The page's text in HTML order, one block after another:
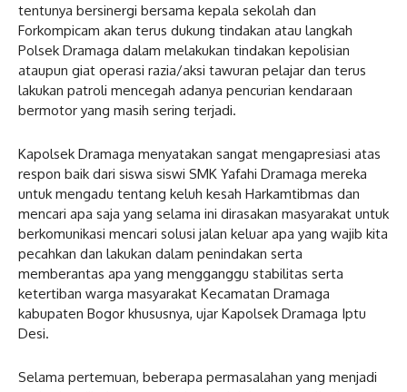
tentunya bersinergi bersama kepala sekolah dan
Forkompicam akan terus dukung tindakan atau langkah
Polsek Dramaga dalam melakukan tindakan kepolisian
ataupun giat operasi razia/aksi tawuran pelajar dan terus
lakukan patroli mencegah adanya pencurian kendaraan
bermotor yang masih sering terjadi.
Kapolsek Dramaga menyatakan sangat mengapresiasi atas
respon baik dari siswa siswi SMK Yafahi Dramaga mereka
untuk mengadu tentang keluh kesah Harkamtibmas dan
mencari apa saja yang selama ini dirasakan masyarakat untuk
berkomunikasi mencari solusi jalan keluar apa yang wajib kita
pecahkan dan lakukan dalam penindakan serta
memberantas apa yang mengganggu stabilitas serta
ketertiban warga masyarakat Kecamatan Dramaga
kabupaten Bogor khususnya, ujar Kapolsek Dramaga Iptu
Desi.
Selama pertemuan, beberapa permasalahan yang menjadi